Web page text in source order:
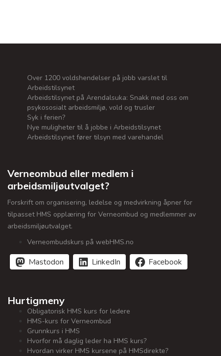
Over 1200 voldshendelser på jobb varslet til
Arbeidstilsynet
Arbeidstilsynet på Arendalsuka: Snakk med oss om
psykososialt arbeidsmiljø, vold og trusler
Syk i ferien?
Nye muligheter til å jobbe i Arbeidstilsynet
Arbeidstilsynet fører tilsyn med varehandel
Verneombud eller medlem i
arbeidsmiljøutvalget?
Forskrift om organisering, ledelse og medvirkning åpner for
tilpasset HMS opplæring for Verneombud og medlemmer av
arbeidsmiljøutvalget.
Verneombudskurs på webHMS.no
Mastodon LinkedIn Facebook
Hurtigmeny
Obligatorisk HMS kurs for ledere
HMS-kurs for Verneombud
Grunnkurs i HMS
Hvorfor må daglig leder ha HMS kurs?
Hvordan virker HMS kursene på HMSdirekte?